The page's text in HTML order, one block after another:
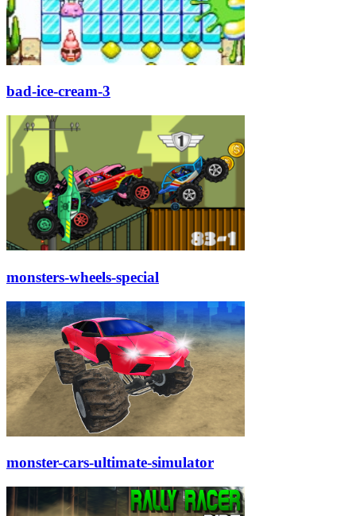
bad-ice-cream-3
monsters-wheels-special
monster-cars-ultimate-simulator